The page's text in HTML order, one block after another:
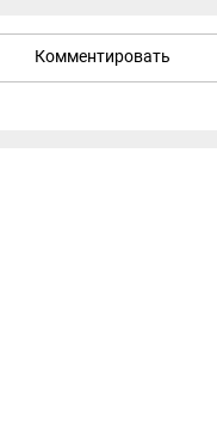
Комментировать